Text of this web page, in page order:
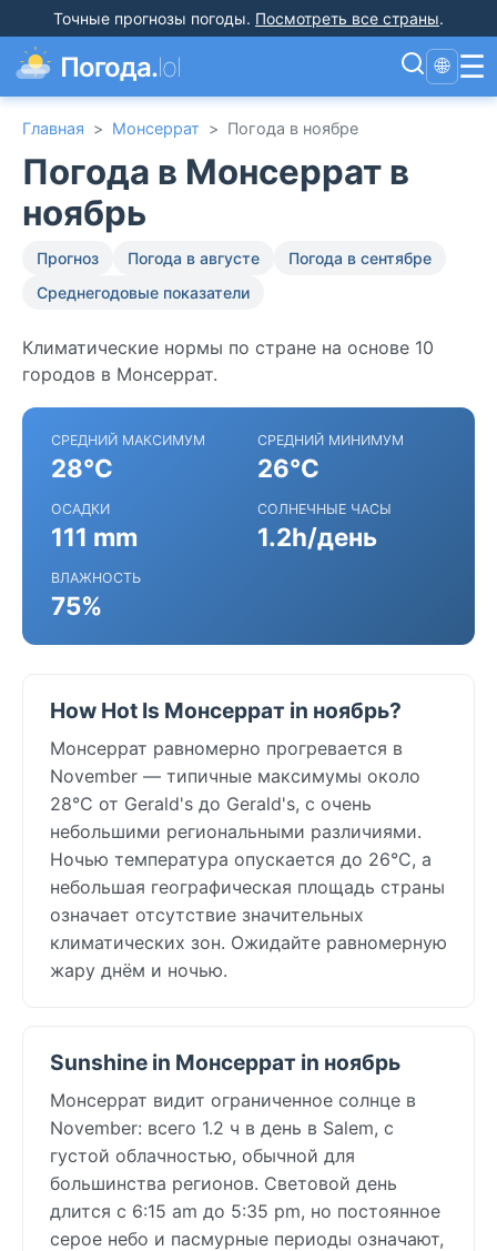
Точные прогнозы погоды. Посмотреть все страны.
Погода.lol 🌐 ☰
Главная > Монсеррат > Погода в ноябре
Погода в Монсеррат в
ноябрь
Прогноз Погода в августе
Погода в сентябре
Среднегодовые показатели
Климатические нормы по стране на основе 10
городов в Монсеррат.
СРЕДНИЙ МАКСИМУМ
28°C
СРЕДНИЙ МИНИМУМ
26°C
ОСАДКИ
111 mm
СОЛНЕЧНЫЕ ЧАСЫ
1.2h/день
ВЛАЖНОСТЬ
75%
How Hot Is Монсеррат in ноябрь?
Монсеррат равномерно прогревается в
November — типичные максимумы около
28°C от Gerald's до Gerald's, с очень
небольшими региональными различиями.
Ночью температура опускается до 26°C, а
небольшая географическая площадь страны
означает отсутствие значительных
климатических зон. Ожидайте равномерную
жару днём и ночью.
Sunshine in Монсеррат in ноябрь
Монсеррат видит ограниченное солнце в
November: всего 1.2 ч в день в Salem, с
густой облачностью, обычной для
большинства регионов. Световой день
длится с 6:15 am до 5:35 pm, но постоянное
серое небо и пасмурные периоды означают,